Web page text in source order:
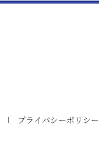
プライバシーポリシー